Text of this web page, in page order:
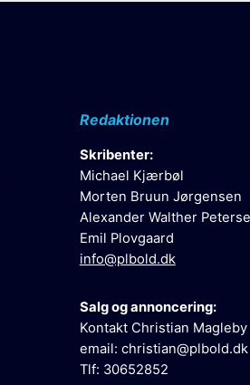
Redaktionen
Skribenter:
Michael Kjærbøl
Morten Bruun Jørgensen
Alexander Walther
Emil Plovgaard
info@plbold.dk
Salg og annoncering:
Kontakt Christian Magleby
email: christian@plbold.dk
Tlf: 30652852